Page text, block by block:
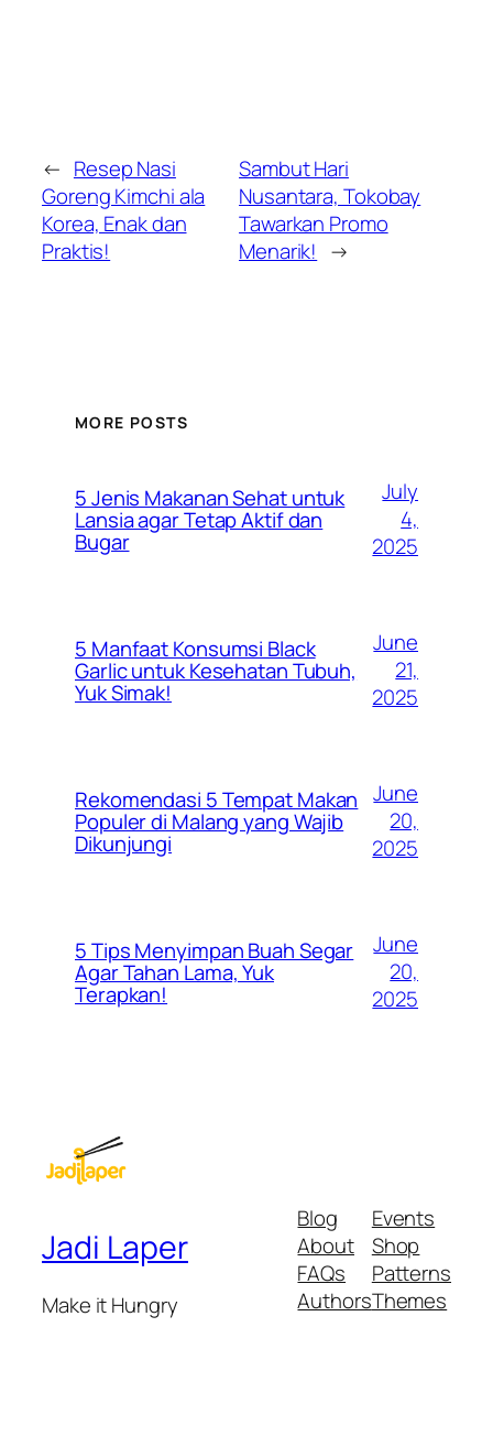
← Resep Nasi
Goreng Kimchi ala
Korea, Enak dan
Praktis!
Sambut Hari
Nusantara, Tokobay
Tawarkan Promo
Menarik! →
MORE POSTS
5 Jenis Makanan Sehat untuk
Lansia agar Tetap Aktif dan
Bugar
July
4,
2025
5 Manfaat Konsumsi Black
Garlic untuk Kesehatan Tubuh,
Yuk Simak!
June
21,
2025
Rekomendasi 5 Tempat Makan
Populer di Malang yang Wajib
Dikunjungi
June
20,
2025
5 Tips Menyimpan Buah Segar
Agar Tahan Lama, Yuk
Terapkan!
June
20,
2025
Jadi Laper
Make it Hungry
Blog
About
FAQs
Authors
Events
Shop
Patterns
Themes